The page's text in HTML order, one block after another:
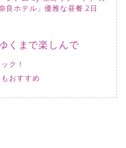
良ホテル」優雅な昼餐 2日
くまで楽しんで
ク！
おすすめ